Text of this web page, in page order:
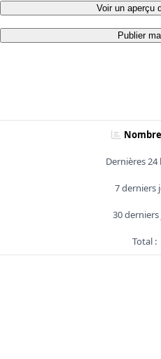
Voir un aperçu
Publier
Dernières 24
7 derniers
30 derniers
Total :